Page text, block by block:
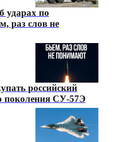
по
раз слов не
российский
поколения СУ-57Э